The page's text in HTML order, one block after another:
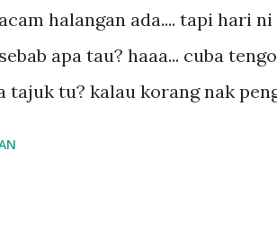
halangan ada.... tapi hari
apa tau? haaa... cuba
tajuk tu? kalau korang nak